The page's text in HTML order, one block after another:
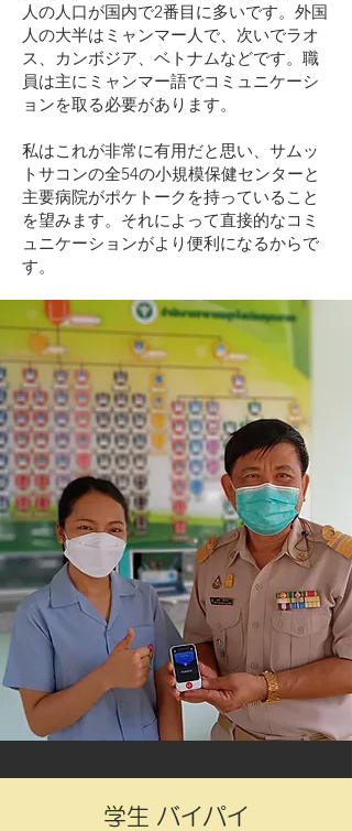
人の人口が国内で2番目に多いです。外国
人の大半はミャンマー人で、次いでラオ
ス、カンボジア、ベトナムなどです。職
員は主にミャンマー語でコミュニケーシ
ョンを取る必要があります。
私はこれが非常に有用だと思い、サムッ
トサコンの全54の小規模保健センターと
主要病院がポケトークを持っていること
を望みます。それによって直接的なコミ
ュニケーションがより便利になるからで
す。
学生 バイパイ